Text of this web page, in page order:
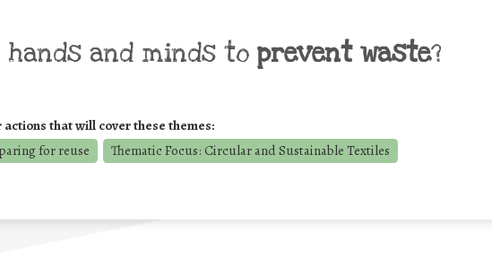
hands and minds to prevent waste?
actions that will cover these themes:
for reuse
Thematic Focus: Circular and Sustainable Textiles